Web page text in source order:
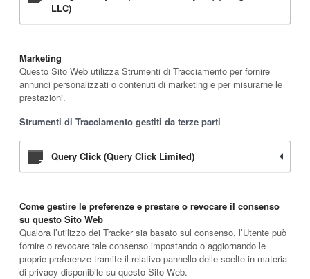
LLC)
Marketing
Questo Sito Web utilizza Strumenti di Tracciamento per fornire
annunci personalizzati o contenuti di marketing e per misurarne le
prestazioni.
Strumenti di Tracciamento gestiti da terze parti
Query Click (Query Click Limited)
Come gestire le preferenze e prestare o revocare il consenso
su questo Sito Web
Qualora l’utilizzo dei Tracker sia basato sul consenso, l’Utente può
fornire o revocare tale consenso impostando o aggiornando le
proprie preferenze tramite il relativo pannello delle scelte in materia
di privacy disponibile su questo Sito Web.